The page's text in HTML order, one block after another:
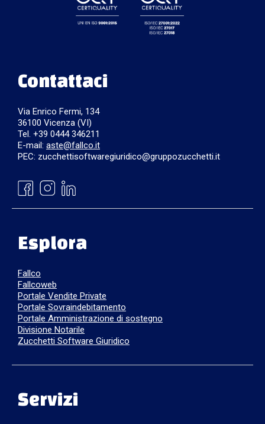
Contattaci
Via Enrico Fermi, 134
36100 Vicenza (VI)
Tel. +39 0444 346211
E-mail: aste@fallco.it
PEC: zucchettisoftwaregiuridico@gruppozucchetti.it
Esplora
Fallco
Fallcoweb
Portale Vendite Private
Portale Sovraindebitamento
Portale Amministrazione di sostegno
Divisione Notarile
Zucchetti Software Giuridico
Servizi